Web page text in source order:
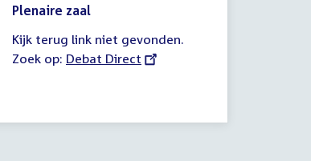
Plenaire zaal
Kijk terug link niet gevonden.
Zoek op: External
Debat Direct